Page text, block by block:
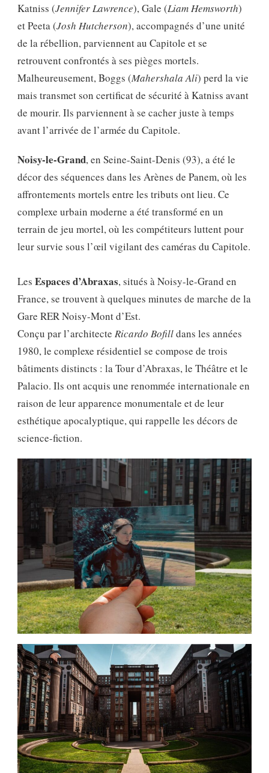
Katniss (Jennifer Lawrence), Gale (Liam Hemsworth)
et Peeta (Josh Hutcherson), accompagnés d’une unité
de la rébellion, parviennent au Capitole et se
retrouvent confrontés à ses pièges mortels.
Malheureusement, Boggs (Mahershala Ali) perd la vie
mais transmet son certificat de sécurité à Katniss avant
de mourir. Ils parviennent à se cacher juste à temps
avant l’arrivée de l’armée du Capitole.
Noisy-le-Grand, en Seine-Saint-Denis (93), a été le
décor des séquences dans les Arènes de Panem, où les
affrontements mortels entre les tributs ont lieu. Ce
complexe urbain moderne a été transformé en un
terrain de jeu mortel, où les compétiteurs luttent pour
leur survie sous l’œil vigilant des caméras du Capitole.
Les Espaces d’Abraxas, situés à Noisy-le-Grand en
France, se trouvent à quelques minutes de marche de la
Gare RER Noisy-Mont d’Est.
Conçu par l’architecte Ricardo Bofilldans les années
1980, le complexe résidentiel se compose de trois
bâtiments distincts : la Tour d’Abraxas, le Théâtre et le
Palacio. Ils ont acquis une renommée internationale en
raison de leur apparence monumentale et de leur
esthétique apocalyptique, qui rappelle les décors de
science-fiction.